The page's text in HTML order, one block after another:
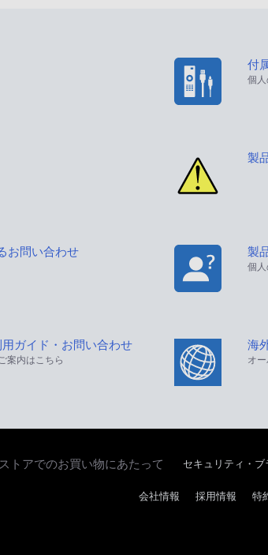
付
個
製
お問い合わせ 製
個
ガイド・お問い合わせ
案内はこちら
海
オ
トアでのお買い物にあたって セキュリティ・
会社情報 採用情報 特